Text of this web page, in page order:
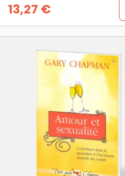
Prix
13,27 €